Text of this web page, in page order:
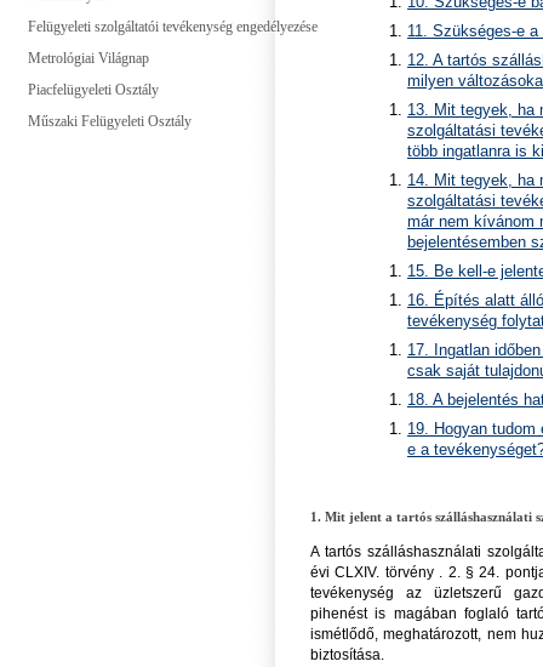
Felügyeleti szolgáltatói tevékenység engedélyezése
Metrológiai Világnap
Piacfelügyeleti Osztály
Műszaki Felügyeleti Osztály
11. Szükséges-e
12. A tartós
milyen
13. Mit tegyek, ha
szolgáltatási
több ingatlanra is
14. Mit tegyek, ha
szolgáltatási
már nem kívánom
bejelentésemben
15. Be kell-e
16. Építés alatt
tevékenység
17. Ingatlan
csak saját
18. A bejelentés
19. Hogyan tudom
e a
1. Mit jelent a tartós szálláshasználati
A tartós szálláshasználati
évi CLXIV. törvény . 2. § 24.
tevékenység az üzletszerű
pihenést is magában foglaló
ismétlődő, meghatározott, nem
biztosítása.